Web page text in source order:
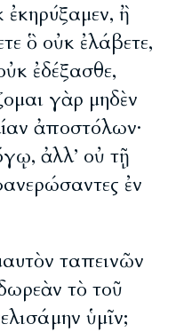
ἐκηρύξαμεν, ἢ
ὃ οὐκ ἐλάβετε,
ἐδέξασθε,
γὰρ μηδὲν
ἀποστόλων·
ἀλλ’ οὐ τῇ
ἐν
ταπεινῶν
τὸ τοῦ
ὑμῖν;